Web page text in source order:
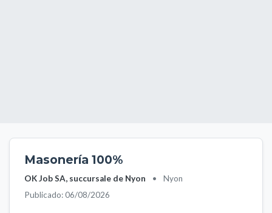
Masonería 100%
OK Job SA, succursale de Nyon •
Nyon
Publicado: 06/08/2026